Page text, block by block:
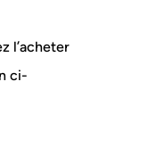
l’acheter
ci-